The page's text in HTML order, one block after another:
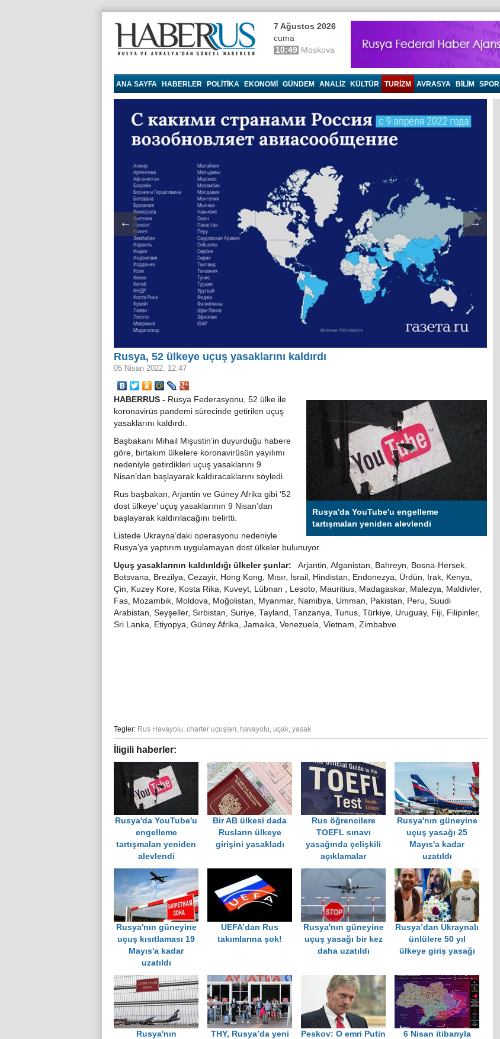
7 Ağustos 2026
cuma
10:49 Moskova
ANA SAYFA HABERLER POLITIKA EKONOMI GÜNDEM ANALIZ KÜLTÜR TURIZM AVRASYA BILIM SPOR
← →
Rusya, 52 ülkeye uçuş yasaklarını kaldırdı
05 Nisan 2022, 12:47
Rusya'da YouTube'u engelleme
tartışmaları yeniden alevlendi
HABERRUS - Rusya Federasyonu, 52 ülke ile
koronavirüs pandemi sürecinde getirilen uçuş
yasaklarını kaldırdı.
Başbakanı Mihail Mişustin’in duyurduğu habere
göre, birtakım ülkelere koronavirüsün yayılımı
nedeniyle getirdikleri uçuş yasaklarını 9
Nisan’dan başlayarak kaldıracaklarını söyledi.
Rus başbakan, Arjantin ve Güney Afrika gibi ‘52
dost ülkeye’ uçuş yasaklarının 9 Nisan’dan
başlayarak kaldırılacağını belirtti.
Listede Ukrayna’daki operasyonu nedeniyle
Rusya’ya yaptırım uygulamayan dost ülkeler bulunuyor.
Uçuş yasaklarının kaldırıldığı ülkeler şunlar: Arjantin, Afganistan, Bahreyn, Bosna-Hersek,
Botsvana, Brezilya, Cezayir, Hong Kong, Mısır, İsrail, Hindistan, Endonezya, Ürdün, Irak, Kenya,
Çin, Kuzey Kore, Kosta Rika, Kuveyt, Lübnan , Lesoto, Mauritius, Madagaskar, Malezya, Maldivler,
Fas, Mozambik, Moldova, Moğolistan, Myanmar, Namibya, Umman, Pakistan, Peru, Suudi
Arabistan, Seyşeller, Sırbistan, Suriye, Tayland, Tanzanya, Tunus, Türkiye, Uruguay, Fiji, Filipinler,
Sri Lanka, Etiyopya, Güney Afrika, Jamaika, Venezuela, Vietnam, Zimbabve.
Tegler: Rus Havayolu charter uçuşları havayolu uçak yasak
İligili haberler:
Rusya'da YouTube'u
engelleme
tartışmaları yeniden
alevlendi
Bir AB ülkesi dada
Rusların ülkeye
girişini yasakladı
Rus öğrencilere
TOEFL sınavı
yasağında çelişkili
açıklamalar
Rusya'nın güneyine
uçuş yasağı 25
Mayıs'a kadar
uzatıldı
Rusya'nın güneyine
uçuş kısıtlaması 19
Mayıs'a kadar
uzatıldı
UEFA’dan Rus
takımlarına şok!
Rusya'nın güneyine
uçuş yasağı bir kez
daha uzatıldı
Rusya’dan Ukraynalı
ünlülere 50 yıl
ülkeye giriş yasağı
Rusya'nın
THY, Rusya’da yeni
Peskov: O emri Putin
6 Nisan itibarıyla